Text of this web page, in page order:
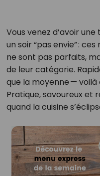
Vous venez d’avoir
un soir “pas envie” :
ne sont pas parfaits,
de leur catégorie.
que la moyenne —
Pratique, savoureux et
quand la cuisine